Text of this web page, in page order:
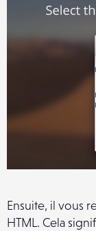
Ensuite, il vous
HTML. Cela